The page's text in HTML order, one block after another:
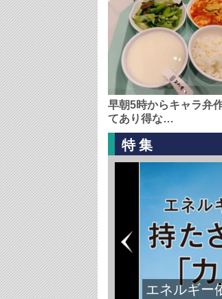
早朝5時からキャラ弁
てあり得な…
特集
エネルギ